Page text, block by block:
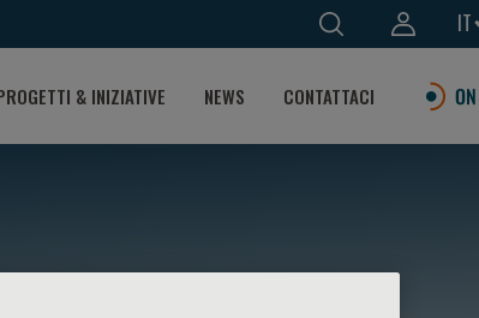
IT
& INIZIATIVE NEWS CONTATTACI